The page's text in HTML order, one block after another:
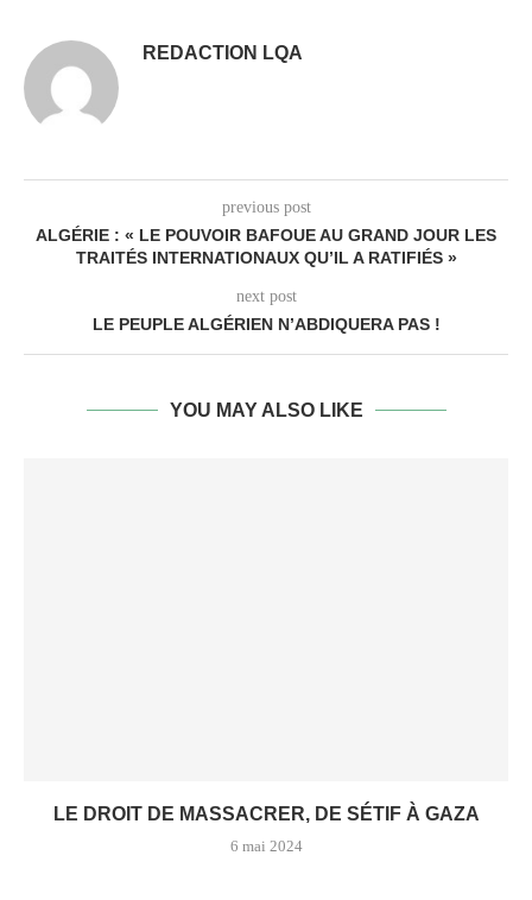
REDACTION LQA
previous post
ALGÉRIE : « LE POUVOIR BAFOUE AU GRAND JOUR LES
TRAITÉS INTERNATIONAUX QU’IL A RATIFIÉS »
next post
LE PEUPLE ALGÉRIEN N’ABDIQUERA PAS !
YOU MAY ALSO LIKE
LE DROIT DE MASSACRER, DE SÉTIF À GAZA
6 mai 2024